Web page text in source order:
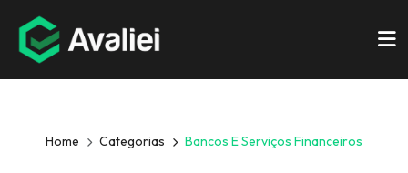
Home Categorias Bancos E Serviços Financeiros